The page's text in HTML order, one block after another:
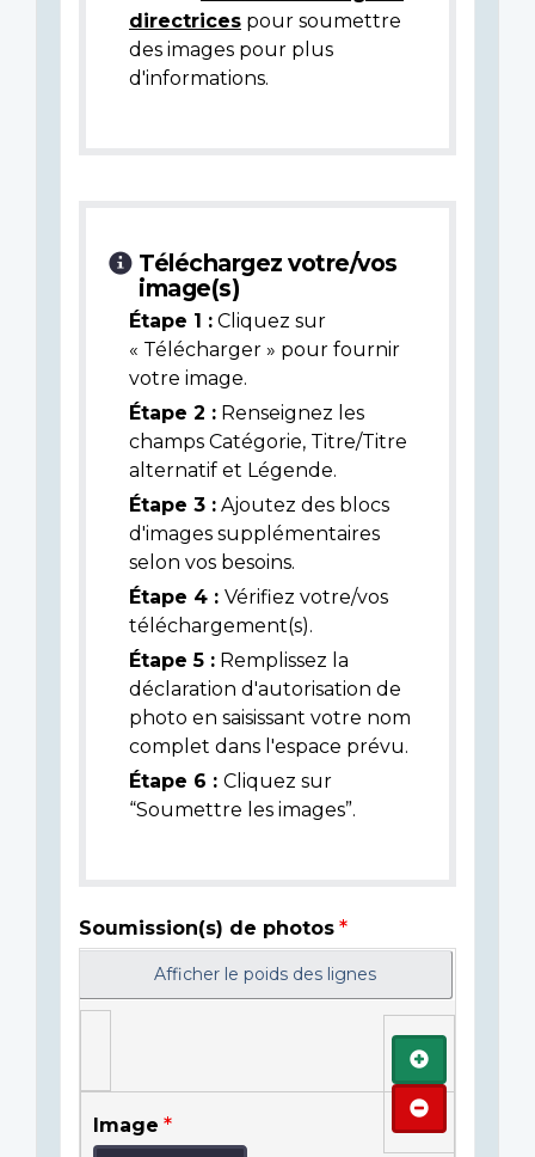
directrices pour soumettre
des images pour plus
d'informations.
Téléchargez votre/vos
image(s)
Étape 1 : Cliquez sur
« Télécharger » pour fournir
votre image.
Étape 2 : Renseignez les
champs Catégorie, Titre/Titre
alternatif et Légende.
Étape 3 : Ajoutez des blocs
d'images supplémentaires
selon vos besoins.
Étape 4 : Vérifiez votre/vos
téléchargement(s).
Étape 5 : Remplissez la
déclaration d'autorisation de
photo en saisissant votre nom
complet dans l'espace prévu.
Étape 6 : Cliquez sur
“Soumettre les images”.
Soumission(s) de photos
Afficher le poids des lignes
Image
Ajouter
Retirer